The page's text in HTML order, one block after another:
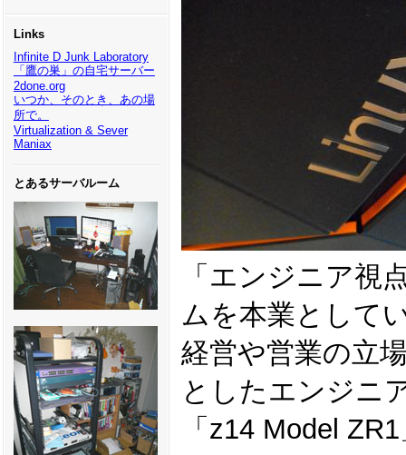
Links
Infinite D Junk Laboratory
「鷹の巣」の自宅サーバー
2done.org
いつか、そのとき、あの場
所で。
Virtualization & Sever
Maniax
とあるサーバルーム
「エンジニア視
ムを本業として
経営や営業の立
としたエンジニ
「z14 Model